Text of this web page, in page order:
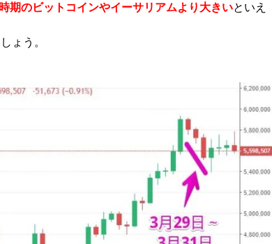
期のビットコインやイーサリアムより大きいといえ
ょう。